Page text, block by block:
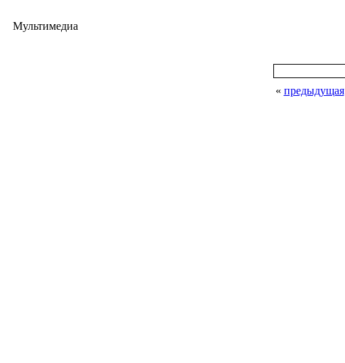
Мультимедиа
« предыдущая